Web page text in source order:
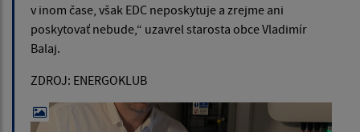
v inom čase, však EDC neposkytuje a zrejme ani
poskytovať nebude,“ uzavrel starosta obce Vladimír
Balaj.
ZDROJ: ENERGOKLUB